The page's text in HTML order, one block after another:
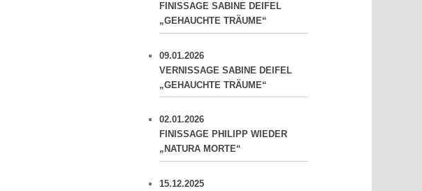
FINISSAGE SABINE DEIFEL
„GEHAUCHTE TRÄUME“
09.01.2026
VERNISSAGE SABINE DEIFEL
„GEHAUCHTE TRÄUME“
02.01.2026
FINISSAGE PHILIPP WIEDER
„NATURA MORTE“
15.12.2025